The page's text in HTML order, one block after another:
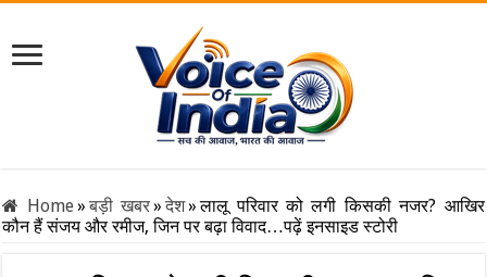
Home»बड़ी खबर» देश» लालू परिवार को लगी किसकी नजर? आखिर
कौन हैं संजय और रमीज, जिन पर बढ़ा विवाद…पढ़ें इनसाइड स्टोरी